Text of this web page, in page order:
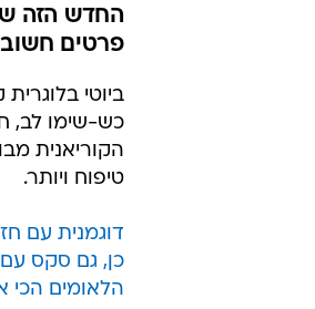
החדש הזה
פרטים
ביוטי
כש-שימו לב,
הקוריאנית
טיפוח ויותר.
דוגמנית עם
כן, גם סקס עם
הלאומים הכי